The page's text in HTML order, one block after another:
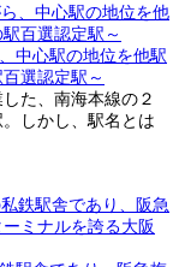
中心駅の地位を他駅
選認定駅～
た、南海本線の２
しかし、駅名とは